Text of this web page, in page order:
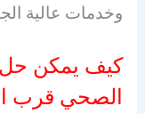
وخدمات عالية
كيف يمكن
الصحي قرب